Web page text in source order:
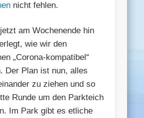
nicht fehlen.
am Wochenende hin
wie wir den
„Corona-kompatibel“
Der Plan ist nun, alles
zu ziehen und so
Runde um den Parkteich
Im Park gibt es etliche